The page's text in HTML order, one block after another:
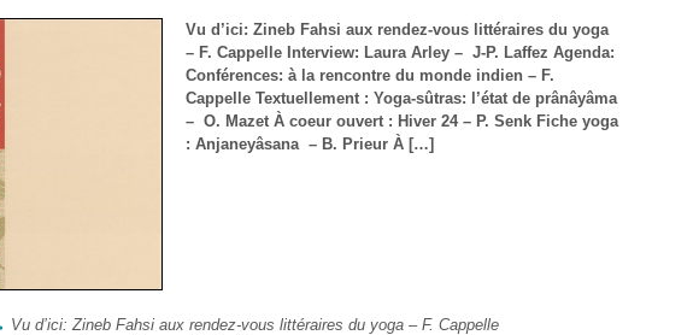
Vu d’ici: Zineb Fahsi aux rendez-vous littéraires du yoga
– F. Cappelle Interview: Laura Arley – J-P. Laffez Agenda:
Conférences: à la rencontre du monde indien – F.
Cappelle Textuellement : Yoga-sûtras: l’état de prânâyâma
– O. Mazet À coeur ouvert : Hiver 24 – P. Senk Fiche yoga
: Anjaneyâsana – B. Prieur À […]
Vu d’ici: Zineb Fahsi aux rendez-vous littéraires du yoga – F. Cappelle